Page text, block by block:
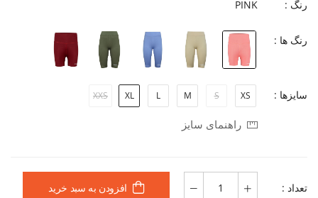
رنگ : PINK
رنگ ها :
سایزها : XS
S
M
L
XL
XXS
راهنمای سایز
تعداد : افزودن به سبد خرید